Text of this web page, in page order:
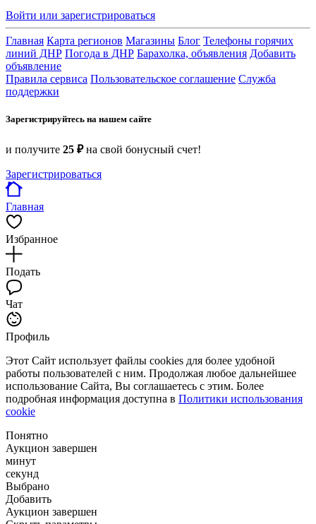
Войти или зарегистрироваться
Главная Карта регионов Магазины Блог Телефоны горячих
линий ДНР Погода в ДНР Барахолка, объявления Добавить
объявление
Правила сервиса Пользовательское соглашение Служба
поддержки
Зарегистрируйтесь на нашем сайте
и получите 25 ₽на свой бонусный счет!
Зарегистрироваться
Главная
Избранное
Подать
Чат
Профиль
Этот Сайт использует файлы cookies для более удобной
работы пользователей с ним. Продолжая любое дальнейшее
использование Сайта, Вы соглашаетесь с этим. Более
подробная информация доступна в Политики использования
cookie
Понятно
Аукцион завершен
минут
секунд
Выбрано
Добавить
Аукцион завершен